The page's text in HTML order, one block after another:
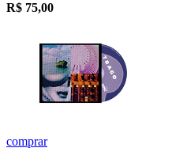
R$ 75,00
comprar